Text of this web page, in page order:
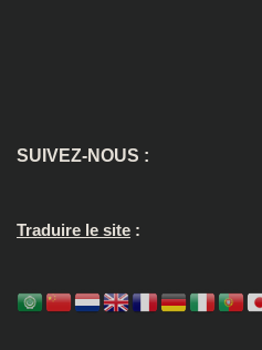
SUIVEZ-NOUS :
Traduire le site :